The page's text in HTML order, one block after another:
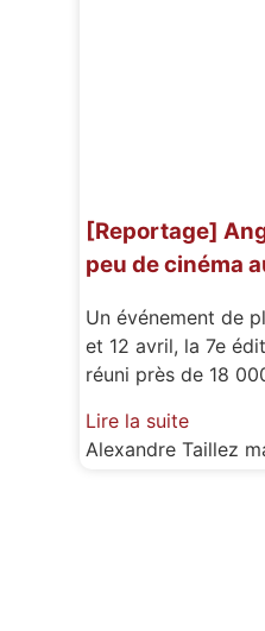
[Reportage]
peu de cinéma
Un événement de
et 12 avril, la 7e
réuni près de 18
Lire la suite
Alexandre Taillez